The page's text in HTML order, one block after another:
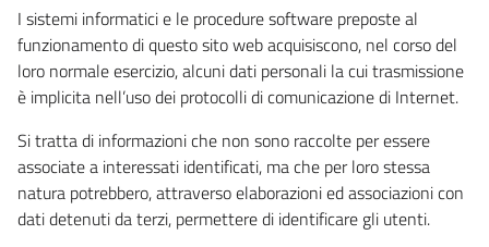
I sistemi informatici e le procedure software preposte al
funzionamento di questo sito web acquisiscono, nel corso del
loro normale esercizio, alcuni dati personali la cui trasmissione
è implicita nell’uso dei protocolli di comunicazione di Internet.
Si tratta di informazioni che non sono raccolte per essere
associate a interessati identificati, ma che per loro stessa
natura potrebbero, attraverso elaborazioni ed associazioni con
dati detenuti da terzi, permettere di identificare gli utenti.